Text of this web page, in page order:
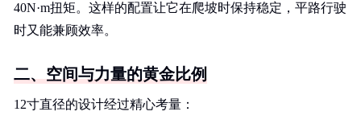
40N·m扭矩。这样的配置让它在爬坡时保持稳定，平路行驶
时又能兼顾效率。
二、空间与力量的黄金比例
12寸直径的设计经过精心考量：